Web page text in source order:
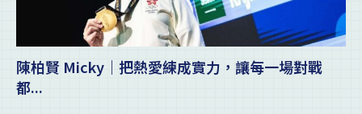
陳柏賢 Micky｜把熱愛練成實力，讓每一場對戰
都...